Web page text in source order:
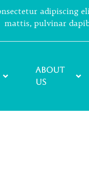
adipiscing
mattis, pulvinar
About
Us